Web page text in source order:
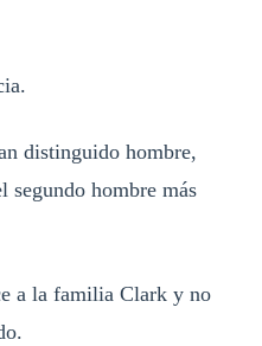
distinguido hombre,
segundo hombre más
a la familia Clark y no